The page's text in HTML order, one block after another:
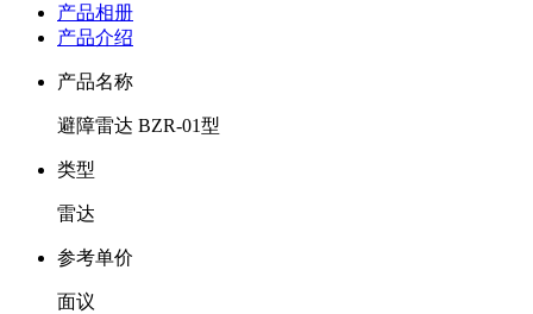
产品相册
产品介绍
产品名称
避障雷达 BZR-01型
类型
雷达
参考单价
面议